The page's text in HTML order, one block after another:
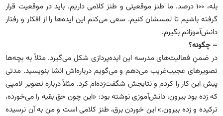
بله، ۱۰۰ درصد. ما طنز موقعیتی و طنز کلامی داریم. باید در موقعیت قرار
گرفته باشیم تا لمسشان کنیم. سعی می‌کنم این ایده‌ها را از افکار و رفتار
دانش‌آموزانم بگیرم.
– چگونه؟
در ضمنِ فعالیت‌های مدرسه این ایده‌پردازی شکل می‌گیرد. مثلاً به بچه‌ها
تصویرهای عجیب‌غریب می‌دهم و می‌گویم درباره‌اش انشا بنویسید. مدتی
پیش این کار را کردم و نتایجش شگفت‌زده‌ام کرد. مثلاً درباره تصویر لامپی
که زده بود بیرون، دانش‌آموزی نوشته بود: «این چون حق بقیه را می‌خورده،
ترکیده و زده بیرون.» این خوردن برق، طنز کلامی است و من به آن نرسیده